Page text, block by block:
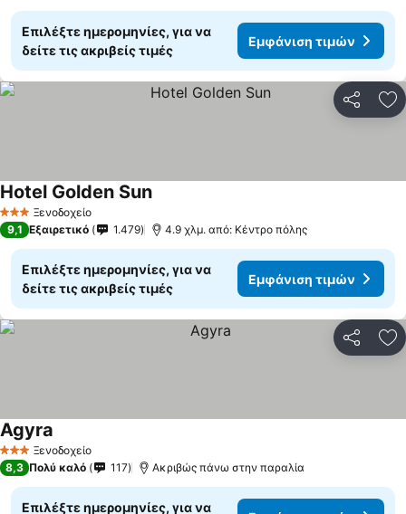
Επιλέξτε ημερομηνίες, για να
δείτε τις ακριβείς τιμές
Εμφάνιση τιμών
3 ΑστέριαΞενοδοχείο
Hotel Golden SunΕμφάνιση τιμών
9,1 Εξαιρετικό 1.479 4.9 χλμ. από: Κέντρο πόλης
Επιλέξτε ημερομηνίες, για να
δείτε τις ακριβείς τιμές
Εμφάνιση τιμών
3 ΑστέριαΞενοδοχείο
Agyra
8,3 Πολύ καλό 117 Ακριβώς πάνω στην παραλία
Επιλέξτε ημερομηνίες, για να